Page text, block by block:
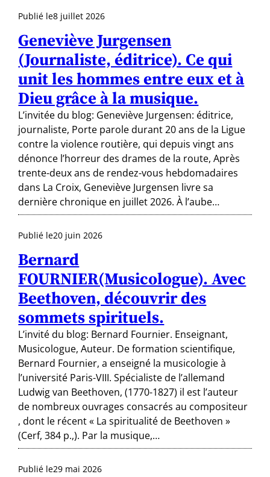
Publié le8 juillet 2026
Geneviève Jurgensen
(Journaliste, éditrice). Ce qui
unit les hommes entre eux et à
Dieu grâce à la musique.
L’invitée du blog: Geneviève Jurgensen: éditrice,
journaliste, Porte parole durant 20 ans de la Ligue
contre la violence routière, qui depuis vingt ans
dénonce l’horreur des drames de la route, Après
trente-deux ans de rendez-vous hebdomadaires
dans La Croix, Geneviève Jurgensen livre sa
dernière chronique en juillet 2026. À l’aube…
Publié le20 juin 2026
Bernard
FOURNIER(Musicologue). Avec
Beethoven, découvrir des
sommets spirituels.
L’invité du blog: Bernard Fournier. Enseignant,
Musicologue, Auteur. De formation scientifique,
Bernard Fournier, a enseigné la musicologie à
l’université Paris-VIII. Spécialiste de l’allemand
Ludwig van Beethoven, (1770-1827) il est l’auteur
de nombreux ouvrages consacrés au compositeur
, dont le récent « La spiritualité de Beethoven »
(Cerf, 384 p.,). Par la musique,…
Publié le29 mai 2026